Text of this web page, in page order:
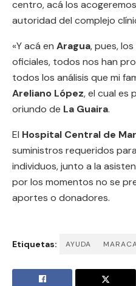
centro, acá los
autoridad del complejo
«Y acá en Aragua, pues,
oficiales, todos nos han
todos los análisis que mi
Areliano López, el cual es
oriundo de La Guaira.
El Hospital Central de
suministros requeridos
individuos, junto a la
por los momentos no se
aportes o donadores.
Etiquetas: AYUDA